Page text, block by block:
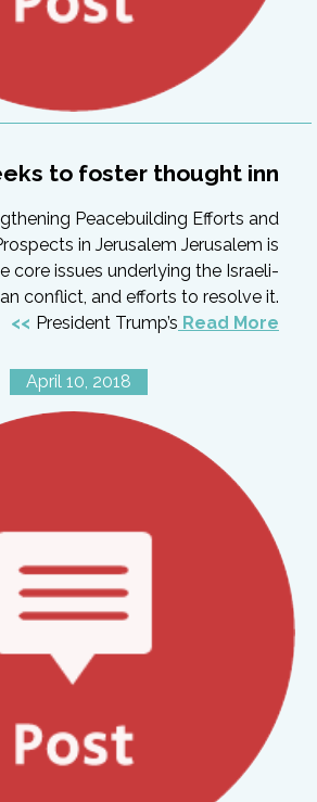
to foster thought inn...
Peacebuilding Efforts and
in Jerusalem Jerusalem is
core issues underlying the Israeli-
conflict, and efforts to resolve it.
President Trump’s Read More
April 10, 2018